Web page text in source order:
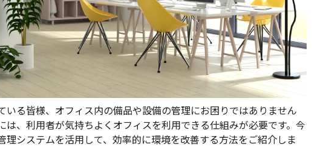
いる皆様、オフィス内の備品や設備の管理にお困りではありません
は、利用者が気持ちよくオフィスを利用できる仕組みが必要です。今
理システムを活用して、効率的に環境を改善する方法をご紹介しま